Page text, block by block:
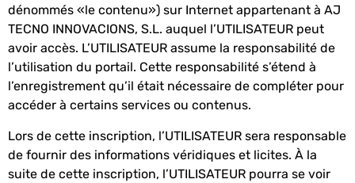
dénommés «le contenu») sur Internet appartenant à AJ
TECNO INNOVACIONS, S.L. auquel l’UTILISATEUR peut
avoir accès. L’UTILISATEUR assume la responsabilité de
l’utilisation du portail. Cette responsabilité s’étend à
l’enregistrement qu’il était nécessaire de compléter pour
accéder à certains services ou contenus.
Lors de cette inscription, l’UTILISATEUR sera responsable
de fournir des informations véridiques et licites. À la
suite de cette inscription, l’UTILISATEUR pourra se voir